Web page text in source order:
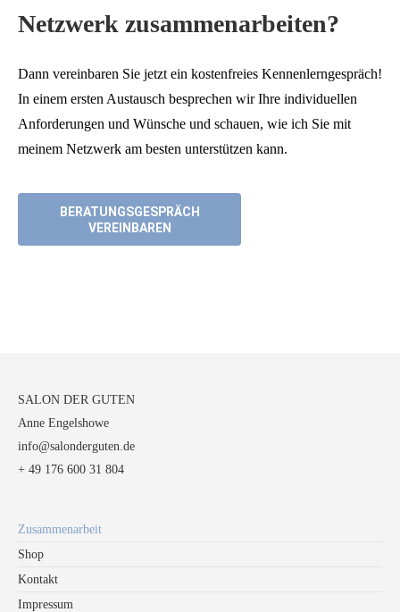
Netzwerk zusammenarbeiten?
Dann vereinbaren Sie jetzt ein kostenfreies Kennenlerngespräch!
In einem ersten Austausch besprechen wir Ihre individuellen
Anforderungen und Wünsche und schauen, wie ich Sie mit
meinem Netzwerk am besten unterstützen kann.
BERATUNGSGESPRÄCH
VEREINBAREN
SALON DER GUTEN
Anne Engelshowe
info@salonderguten.de
+ 49 176 600 31 804
Zusammenarbeit
Shop
Kontakt
Impressum